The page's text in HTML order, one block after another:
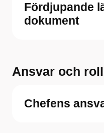
Fördjupande
dokument
Ansvar och
Chefens